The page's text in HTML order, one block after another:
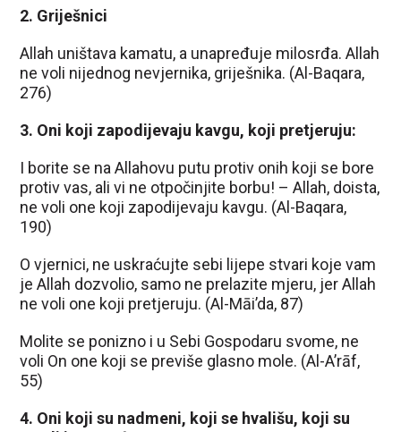
2. Griješnici
Allah uništava kamatu, a unapređuje milosrđa. Allah
ne voli nijednog nevjernika, griješnika. (Al-Baqara,
276)
3. Oni koji zapodijevaju kavgu, koji pretjeruju:
I borite se na Allahovu putu protiv onih koji se bore
protiv vas, ali vi ne otpočinjite borbu! – Allah, doista,
ne voli one koji zapodijevaju kavgu. (Al-Baqara,
190)
O vjernici, ne uskraćujte sebi lijepe stvari koje vam
je Allah dozvolio, samo ne prelazite mjeru, jer Allah
ne voli one koji pretjeruju. (Al-Māi’da, 87)
Molite se ponizno i u Sebi Gospodaru svome, ne
voli On one koji se previše glasno mole. (Al-A’rāf,
55)
4. Oni koji su nadmeni, koji se hvališu, koji su